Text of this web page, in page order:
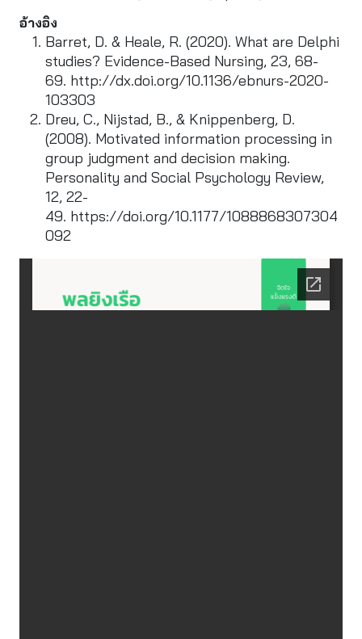
อ้างอิง
Barret, D. & Heale, R. (2020). What are Delphi
studies? Evidence-Based Nursing, 23, 68-
69. http://dx.doi.org/10.1136/ebnurs-2020-
103303
Dreu, C., Nijstad, B., & Knippenberg, D.
(2008). Motivated information processing in
group judgment and decision making.
Personality and Social Psychology Review,
12, 22-
49. https://doi.org/10.1177/1088868307304
092